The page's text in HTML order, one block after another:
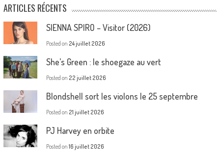
ARTICLES RÉCENTS
SIENNA SPIRO – Visitor (2026)
Posted on 24 juillet 2026
She’s Green : le shoegaze au vert
Posted on 22 juillet 2026
Blondshell sort les violons le 25 septembre
Posted on 21 juillet 2026
PJ Harvey en orbite
Posted on 16 juillet 2026